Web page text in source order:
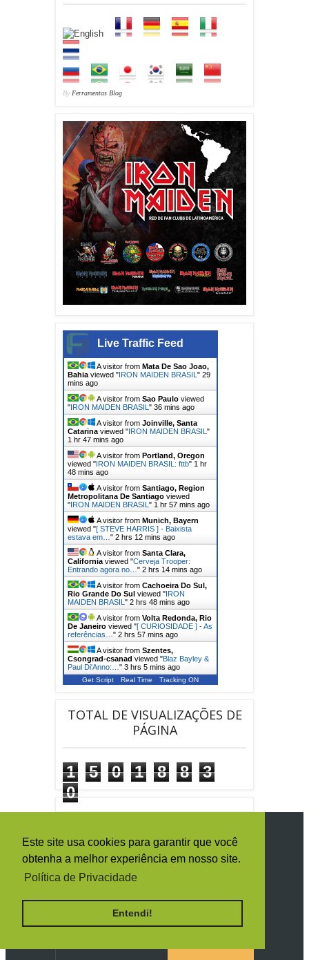
Este site usa cookies para garantir que você
obtenha a melhor experiência em nosso site.
Política de Privacidade
Entendi!
By Ferramentas Blog
Live Traffic Feed
A visitor from Mata De Sao Joao,
Bahia viewed "IRON MAIDEN BRASIL " 29
mins ago
A visitor from Sao Paulo viewed
"IRON MAIDEN BRASIL " 36 mins ago
A visitor from Joinville, Santa
Catarina viewed "IRON MAIDEN BRASIL "
1 hr 47 mins ago
A visitor from Portland, Oregon
viewed "IRON MAIDEN BRASIL: fttb" 1 hr
48 mins ago
A visitor from Santiago, Region
Metropolitana De Santiago viewed
"IRON MAIDEN BRASIL " 1 hr 57 mins ago
A visitor from Munich, Bayern
viewed "[ STEVE HARRIS ] - Baixista
estava em… " 2 hrs 12 mins ago
A visitor from Santa Clara,
California viewed "Cerveja Trooper:
Entrando agora no… " 2 hrs 14 mins ago
A visitor from Cachoeira Do Sul,
Rio Grande Do Sul viewed "IRON
MAIDEN BRASIL " 2 hrs 48 mins ago
A visitor from Volta Redonda, Rio
De Janeiro viewed "[ CURIOSIDADE ] - As
referências… " 2 hrs 57 mins ago
A visitor from Szentes,
Csongrad-csanad viewed "Blaz Bayley &
Paul Di'Anno:… " 3 hrs 5 mins ago
Get Script Real Time Tracking ON
TOTAL DE VISUALIZAÇÕES DE
PÁGINA
1 5 0 1 8 8
3
0
SIGA O IRON MAIDEN BRASIL
MAIL